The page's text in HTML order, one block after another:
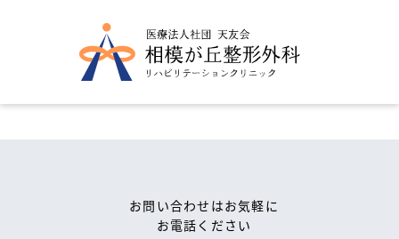
お問い合わせはお気軽に
お電話ください